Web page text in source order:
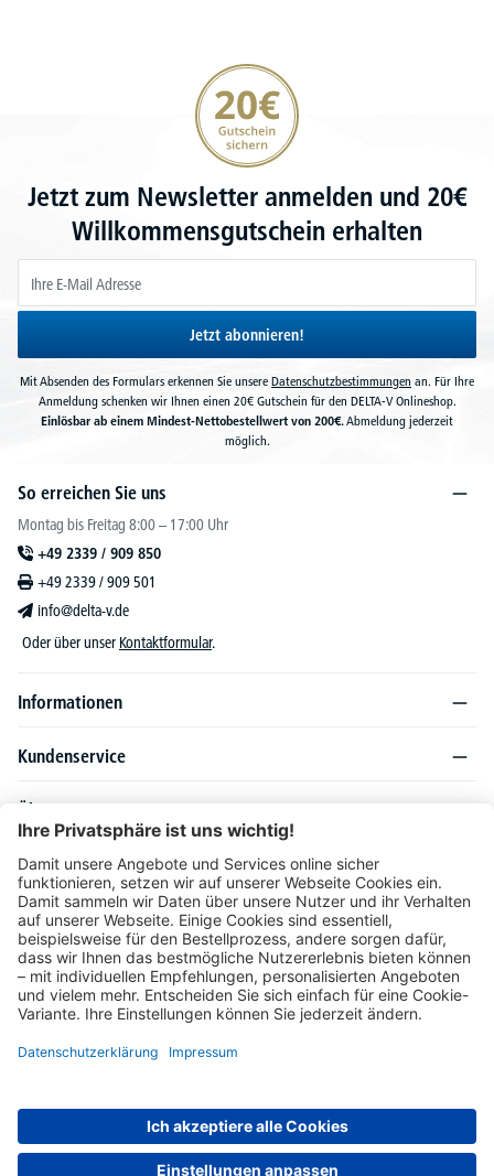
20€ Gutschein sichern
Jetzt zum Newsletter anmelden und 20€
Willkommensgutschein erhalten
Jetzt abonnieren!
Mit Absenden des Formulars erkennen Sie unsere Datenschutzbestimmungen an. Für Ihre
Anmeldung schenken wir Ihnen einen 20€ Gutschein für den DELTA-V Onlineshop.
Einlösbar ab einem Mindest-Nettobestellwert von 200€.Abmeldung jederzeit
möglich.
So erreichen Sie uns
Montag bis Freitag 8:00 – 17:00 Uhr
+49 2339 / 909 850
+49 2339 / 909 501
info@delta-v.de
Oder über unser Kontaktformular.
Informationen
Kundenservice
Über DELTA-V
Produktsortiment
Ratgeber
Folgen Sie uns auch auf
Unser Angebot richtet sich ausschließlich an Industrie, Handel, Gewerbe und
europäische Ausland gelten Sonderkonditionen, die auf Anfrage mitgeteilt werden.